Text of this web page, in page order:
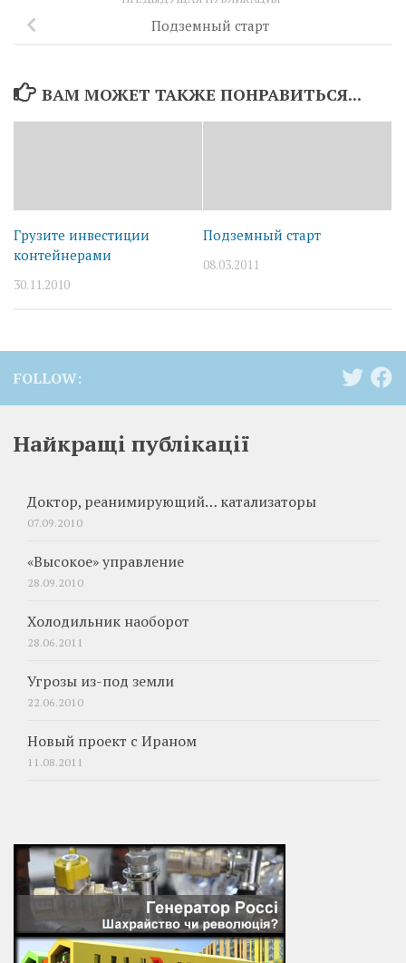
Подземный старт
ВАМ МОЖЕТ ТАКЖЕ ПОНРАВИТЬСЯ...
Грузите инвестиции
контейнерами
30.11.2010
Подземный старт
08.03.2011
FOLLOW:
Найкращі публікації
Доктор, реанимирующий… катализаторы
07.09.2010
«Высокое» управление
28.09.2010
Холодильник наоборот
28.06.2011
Угрозы из-под земли
22.06.2010
Новый проект с Ираном
11.08.2011